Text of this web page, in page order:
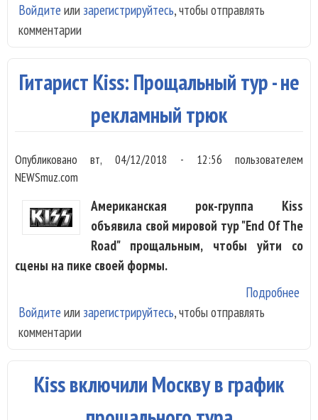
Войдите или зарегистрируйтесь, чтобы отправлять
комментарии
Гитарист Kiss: Прощальный тур - не
рекламный трюк
Опубликовановт, 04/12/2018 - 12:56 пользователем
NEWSmuz.com
Американская рок-группа Kiss
объявила свой мировой тур "End Of The
Road" прощальным, чтобы уйти со
сцены на пике своей формы.
Подробнее
Войдите или зарегистрируйтесь, чтобы отправлять
комментарии
Kiss включили Москву в график